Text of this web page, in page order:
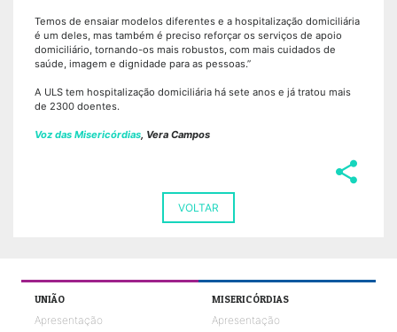
Temos de ensaiar modelos diferentes e a hospitalização domiciliária
é um deles, mas também é preciso reforçar os serviços de apoio
domiciliário, tornando-os mais robustos, com mais cuidados de
saúde, imagem e dignidade para as pessoas.”
A ULS tem hospitalização domiciliária há sete anos e já tratou mais
de 2300 doentes.
Voz das Misericórdias , Vera Campos
share
VOLTAR
UNIÃO
Apresentação
MISERICÓRDIAS
Apresentação